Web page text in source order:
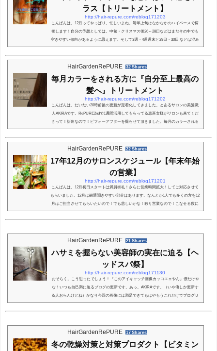
ラス【トリートメント】
http://hair-repure.com/reblog171203
こんばんは。12月ってやっぱり。忙しいよね。毎年上旬はなかなかのハイペースで稼
働します！自分の予想としては。中旬・クリスマス後26～28日などはまだその中でも
空きやすい傾向があるように思えます。そして3週・4週週末と29日・30日 などは混み
合いやすいピーク。独りなので申し訳ないですが！是非その辺合う日にお願いしま
す！さて今日はハイライト・ブリーチのあとのツヤ出しのお話！トリートメントもか
らめていきます。今回の記事はメグ店長が来たお話の番外編スタート最近よくあるハ
HairGardenRePURE 32 Shares
毎月カラーをされる方に『自分至上最高の
髪へ』トリートメント
http://hair-repure.com/reblog171202
こんばんは。だいたい20時前後の更新が定着化してきました。とあるサロンの美髪職
人AKIRAです。RePURE2ndで1週間活用してもらってる恵巫女様がサロンも来てくだ
さって！折角なので！ビフォーアフターを撮らせて頂きました。毎月のカラーされる
方へRePUREトリートメントで『自分至上最高の髪へ』をテーマに更新します。さぁ
スタートしますー。今回のビフォーっと言いたいですが。見ための感じでいうと実は
髪がキレイな方です！ビフォー アフターの見た目は劇的変化には なりませんので解説
HairGardenRePURE 22 Shares
17年12月のサロンスケジュール【年末年始
の営業】
http://hair-repure.com/reblog171201
こんばんは。12月初日スタートは満員御礼！さらに営業時間拡大！してご対応させて
もらいました。12月は融通聞きやすい部分はあります。なんとか1人でも多くの方を12
月はご担当させてもらいたいので！でも悲しいかな！独り営業なので！こなせる数に
限りがあります！なぜか？サービス業って混み合う時は同じ時間・日にちってあるあ
るがあります！ほぼ完全予約制で動かせてもらってますのでご予約はお早めにお願い
HairGardenRePURE 21 Shares
ハサミを握らない美容師の実在に迫る【ヘ
ッドスパ祭】
http://hair-repure.com/reblog171130
おそらく。こう思ったでしょう！『このアイキャッチ画像カッコエェやん』僕だけや
な！いつも自己満に迫るブログの更新です。あっ。AKIRAです。（いや俺しか更新す
る人おらんけどね）かなり今回の画像には満足できてもはやもうこれだけでブログＵ
Ｐでもありちゃうかな！って思ってます。まぁでもテーマを決めて今日も更新しま
す。今回は『ハサミを握らない美容師』そんな生業が成り立つのか？成り立ちま
HairGardenRePURE 17 Shares
冬の乾燥対策と対策プロダクト【ビタミン